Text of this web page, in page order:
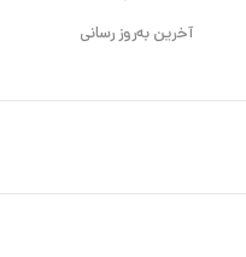
آخرین به‌روز رسانی